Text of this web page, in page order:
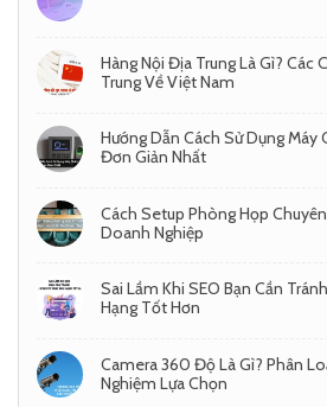
Hàng Nội Địa Trung Là Gì? Các
Trung Về Việt Nam
Hướng Dẫn Cách Sử Dụng Máy
Đơn Giản Nhất
Cách Setup Phòng Họp
Doanh Nghiệp
Sai Lầm Khi SEO Bạn Cần
Hạng Tốt Hơn
Camera 360 Độ Là Gì? Phân
Nghiệm Lựa Chọn